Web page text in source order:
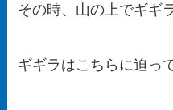
その時、山の上でギギ
ギギラはこちらに迫っ